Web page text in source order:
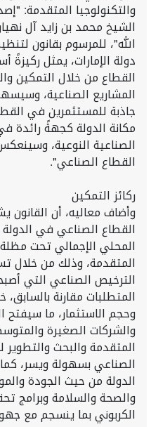
والتكنولوجيا المتقدمة:
الشيخ محمد بن زايد آل
الله"، للمرسوم بقانون
دولة الإمارات، يمثل
القطاع من خلال التمكين
المشاريع الصناعية،
جاذبة للمستثمرين في
مكانة الدولة كجهةً رائدة
الصناعية النوعية،
القطاع الصناعي".
ركائز التمكين
وأضاف معاليه، أن
القطاع الصناعي في
المحلي الإجمالي تحت مظلة
المتقدمة، وذلك من خلال
الترخيص الصناعي التي
المتطلبات مقارنة
وحجم الاستثمار، ما سيفتح
والشركات الصغيرة
المتقدمة والبحث
الصناعي بسهولة ويسر،
الدولة من حيث الجودة
والصحة والسلامة وبرامج
الكربوني بما ينسجم مع